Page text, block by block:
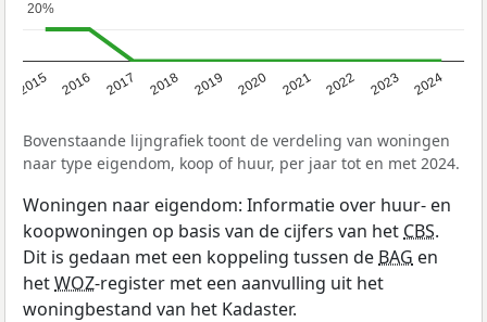
2015 2016 2017 2018 2019 2020 2021 2022 2023 2024
20%
20%
Bovenstaande lijngrafiek toont de verdeling van woningen
naar type eigendom, koop of huur, per jaar tot en met 2024.
Woningen naar eigendom: Informatie over huur- en
koopwoningen op basis van de cijfers van het CBS.
Dit is gedaan met een koppeling tussen de BAG en
hetWOZ-register met een aanvulling uit het
woningbestand van het Kadaster.